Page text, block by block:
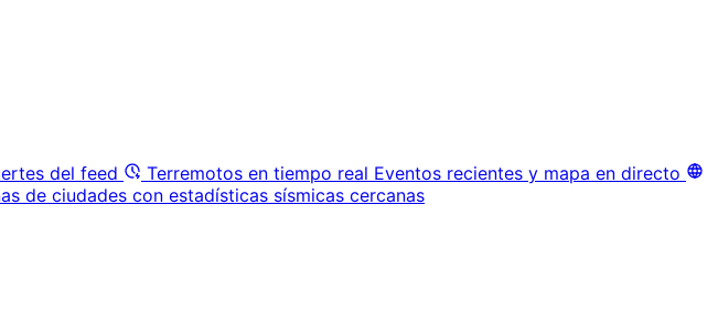
del feed Terremotos en tiempo real Eventos recientes y mapa en directo
de ciudades con estadísticas sísmicas cercanas